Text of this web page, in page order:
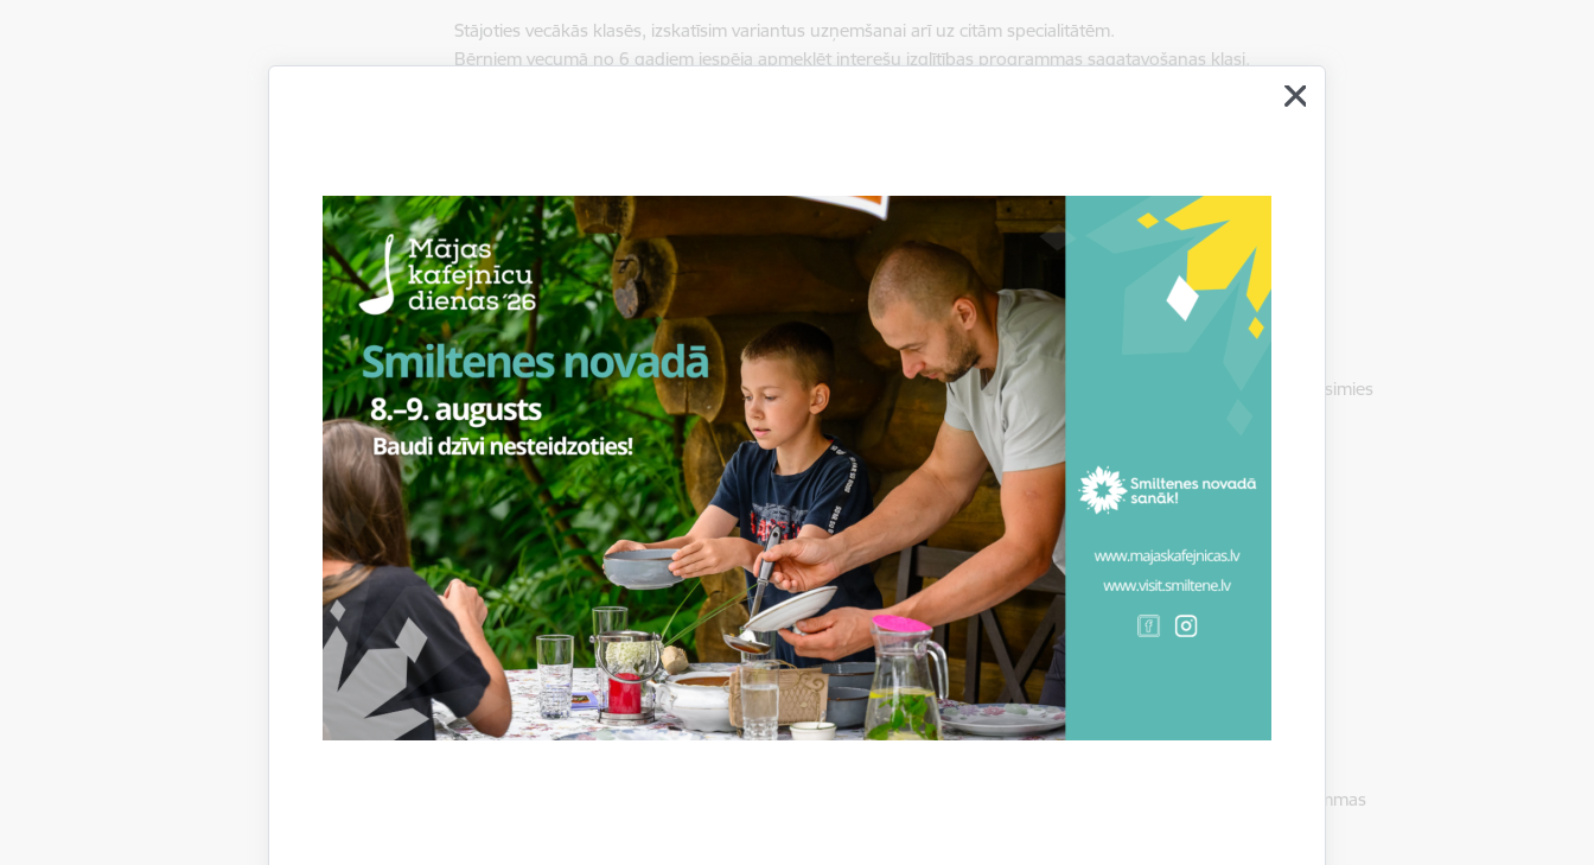
Stājoties vecākās klasēs, izskatīsim variantus uzņemšanai arī uz citām specialitātēm.
Bērniem vecumā no 6 gadiem iespēja apmeklēt interešu izglītības programmas sagatavošanas klasi.
Vecākiem ir iespēja aizpildīt iesnieguma anketu jau laicīgišeitvai klātienē skolā.
Jāpiedalās iestājeksāmenos.
Iestājeksāmeni notiks 22. un 23. augustā no pulksten 16.00 līdz 18.00, Smiltenē, Pils ielā 3.
22. augustā no pulksten 16.00 līdz 18.00, Apē, Tirgus ielā 5.
Par datumu un laiku uzņemšanai Raunā, Skolas ielā 1, zvanīt uz tālruņa numuru
(vienosimies
par tikšanās laiku individuāli).
Iestājeksāmenu prasības:
Nodziedāt vienu iepriekš sagatavotu dziesmu ar vārdiem bez pavadījuma.
Atkārtot ar balsi skolotāja nospēlētās skaņas un nelielus melodijas motīvus.
Atkārtot skolotāja plaukšķinātos ritmus.
Līdzi jāņem:
Bērna personu apliecinošs dokuments.
Liecība par iepriekšējās klases beigšanu (stājoties 2. - 8. klasē).
Uzņemot bērnus vecākās klasēs, tiek pārbaudītas prasmes un zināšanas atbilstoši klases un izglītības programmas